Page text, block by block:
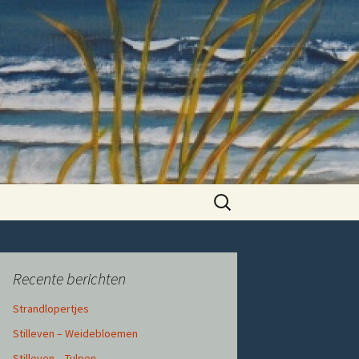
Zoeken
naar:
Recente berichten
Strandlopertjes
Stilleven – Weidebloemen